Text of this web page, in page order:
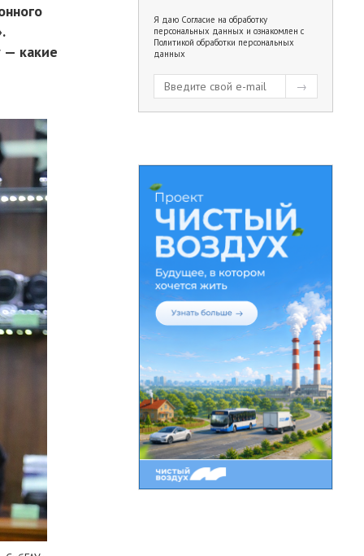
— какие
Я даю Согласие на обработку
персональных данных и ознакомлен с
Политикой обработки персональных
данных